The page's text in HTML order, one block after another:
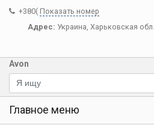
+380( Показать номер
Адрес: Украина, Харьковская обл.
Avon
Главное меню